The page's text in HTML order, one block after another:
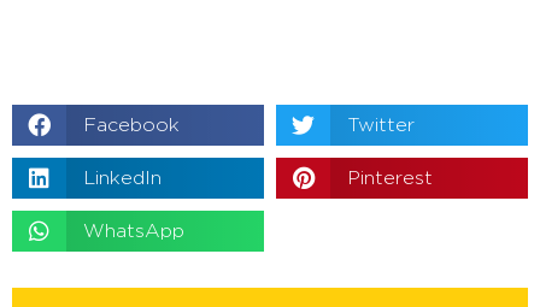
Facebook Twitter
LinkedIn Pinterest
WhatsApp